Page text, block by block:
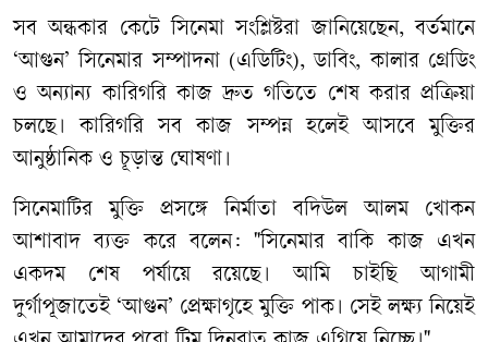
​সব অন্ধকার কেটে সিনেমা সংশ্লিষ্টরা জানিয়েছেন, বর্তমানে
‘আগুন’ সিনেমার সম্পাদনা (এডিটিং), ডাবিং, কালার গ্রেডিং
ও অন্যান্য কারিগরি কাজ দ্রুত গতিতে শেষ করার প্রক্রিয়া
চলছে। কারিগরি সব কাজ সম্পন্ন হলেই আসবে মুক্তির
আনুষ্ঠানিক ও চূড়ান্ত ঘোষণা।
​সিনেমাটির মুক্তি প্রসঙ্গে নির্মাতা বদিউল আলম খোকন
আশাবাদ ব্যক্ত করে বলেন: ​"সিনেমার বাকি কাজ এখন
একদম শেষ পর্যায়ে রয়েছে। আমি চাইছি আগামী
দুর্গাপূজাতেই ‘আগুন’ প্রেক্ষাগৃহে মুক্তি পাক। সেই লক্ষ্য নিয়েই